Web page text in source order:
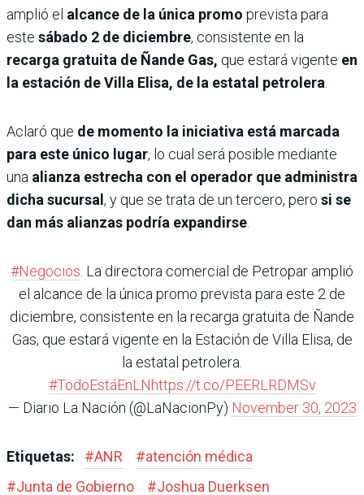
amplió el alcance de la única promo prevista para
este sábado 2 de diciembre, consistente en la
recarga gratuita de Ñande Gas, que estará vigente en
la estación de Villa Elisa, de la estatal petrolera
Aclaró que de momento la iniciativa está marcada
para este único lugar, lo cual será posible mediante
una alianza estrecha con el operador que administra
dicha sucursal , y que se trata de un tercero, pero si se
dan más alianzas podría expandirse
#Negocios . La directora comercial de Petropar amplió
el alcance de la única promo prevista para este 2 de
diciembre, consistente en la recarga gratuita de Ñande
Gas, que estará vigente en la Estación de Villa Elisa, de
la estatal petrolera.
#TodoEstáEnLNhttps://t.co/PEERLRDMSv
— Diario La Nación (@LaNacionPy) November 30, 2023
Etiquetas: #ANR #atención médica
#Junta de Gobierno #Joshua Duerksen